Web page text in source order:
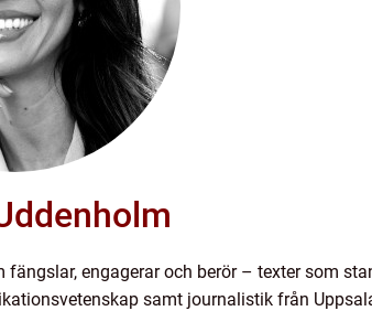
engagerar och berör – texter som
samt journalistik från